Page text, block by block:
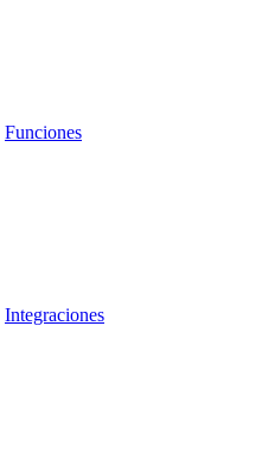
Funciones
Integraciones